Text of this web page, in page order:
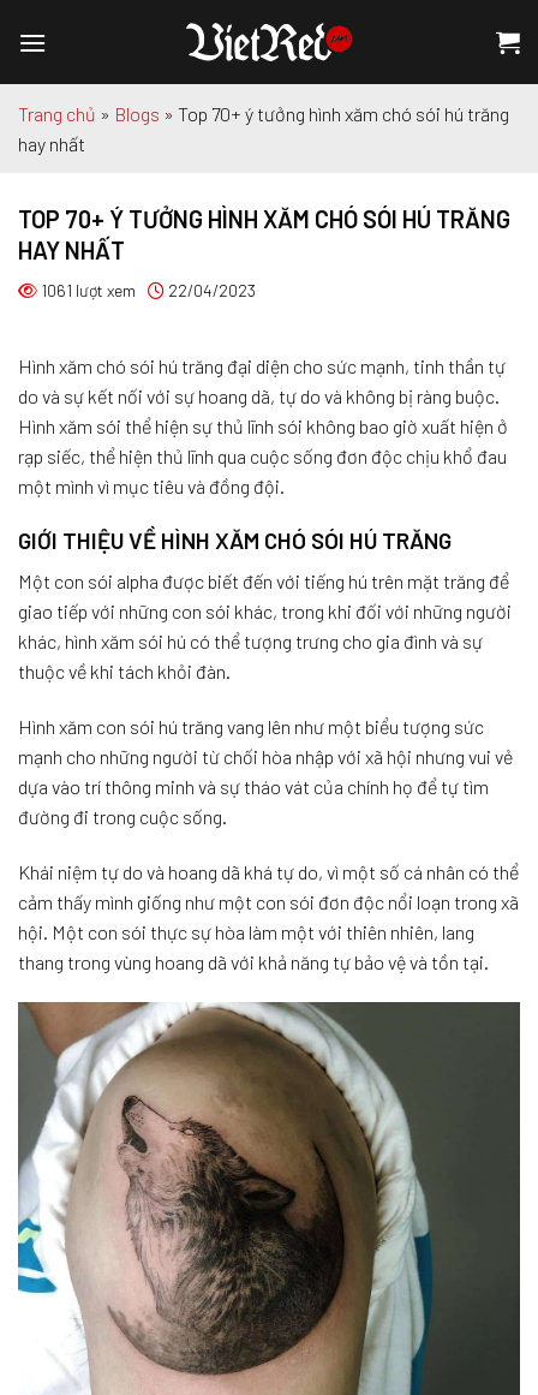
đến
dungTrang chủ » Blogs » Top 70+ ý tưởng hình xăm chó sói hú trăng
hay nhất
TOP 70+ Ý TƯỞNG HÌNH XĂM CHÓ SÓI HÚ TRĂNG
HAY NHẤT
1061 lượt xem 22/04/2023
Hình xăm chó sói hú trăng đại diện cho sức mạnh, tinh thần tự
do và sự kết nối với sự hoang dã, tự do và không bị ràng buộc.
Hình xăm sói thể hiện sự thủ lĩnh sói không bao giờ xuất hiện ở
rạp siếc, thể hiện thủ lĩnh qua cuộc sống đơn độc chịu khổ đau
một mình vì mục tiêu và đồng đội.
GIỚI THIỆU VỀ HÌNH XĂM CHÓ SÓI HÚ TRĂNG
Một con sói alpha được biết đến với tiếng hú trên mặt trăng để
giao tiếp với những con sói khác, trong khi đối với những người
khác, hình xăm sói hú có thể tượng trưng cho gia đình và sự
thuộc về khi tách khỏi đàn.
Hình xăm con sói hú trăng vang lên như một biểu tượng sức
mạnh cho những người từ chối hòa nhập với xã hội nhưng vui vẻ
dựa vào trí thông minh và sự tháo vát của chính họ để tự tìm
đường đi trong cuộc sống.
Khái niệm tự do và hoang dã khá tự do, vì một số cá nhân có thể
cảm thấy mình giống như một con sói đơn độc nổi loạn trong xã
hội. Một con sói thực sự hòa làm một với thiên nhiên, lang
thang trong vùng hoang dã với khả năng tự bảo vệ và tồn tại.